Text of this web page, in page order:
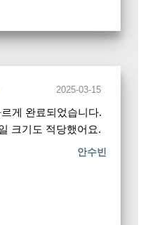
2025-03-15
게 완료되었습니다.
크기도 적당했어요.
안수빈